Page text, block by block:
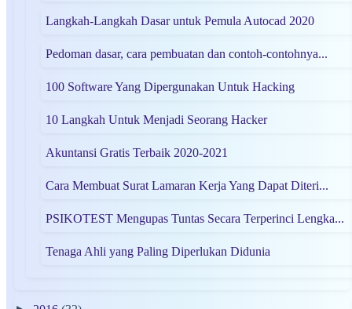
Langkah-Langkah Dasar untuk Pemula Autocad 2020
Pedoman dasar, cara pembuatan dan contoh-contohnya...
100 Software Yang Dipergunakan Untuk Hacking
10 Langkah Untuk Menjadi Seorang Hacker
Akuntansi Gratis Terbaik 2020-2021
Cara Membuat Surat Lamaran Kerja Yang Dapat Diteri...
PSIKOTEST Mengupas Tuntas Secara Terperinci Lengka...
Tenaga Ahli yang Paling Diperlukan Didunia